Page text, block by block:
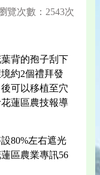
覽次數：2543次
背的孢子刮下
約2個禮拜發
可以移植至穴
蓮區農技報導
80%左右遮光
區農業專訊56